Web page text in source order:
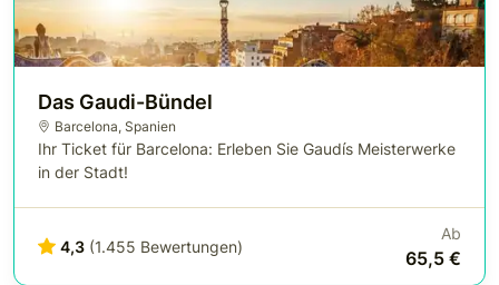
Das Gaudi-Bündel
Barcelona, Spanien
Ihr Ticket für Barcelona: Erleben Sie Gaudís Meisterwerke
in der Stadt!
4,3 (1.455 Bewertungen)
Ab
65,5 €